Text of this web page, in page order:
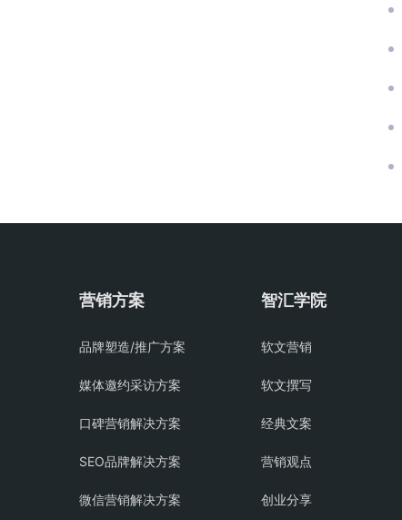
营销方案
品牌塑造/推广方案
媒体邀约采访方案
口碑营销解决方案
SEO品牌解决方案
微信营销解决方案
智汇学院
软文营销
软文撰写
经典文案
营销观点
创业分享